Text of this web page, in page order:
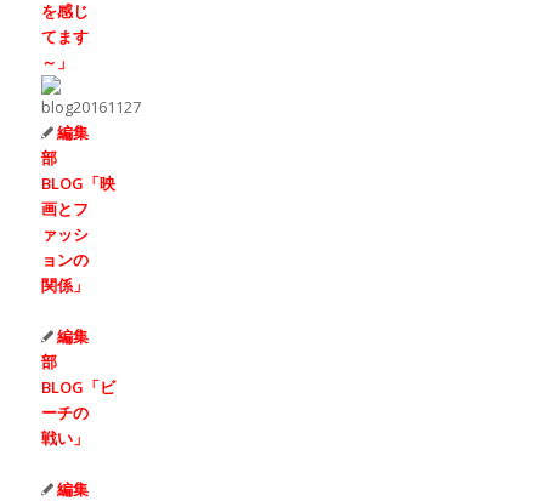
を感じ
てます
～」
編集
部
BLOG「映
画とフ
ァッシ
ョンの
関係」
編集
部
BLOG「ビ
ーチの
戦い」
編集